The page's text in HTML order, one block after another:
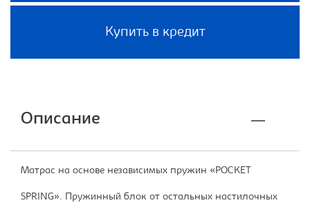
Купить в кредит
Описание
Матрас на основе независимых пружин «POCKET
SPRING». Пружинный блок от остальных настилочных